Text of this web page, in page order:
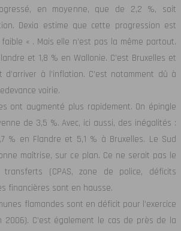
en moyenne, que de 2,2 %, soit
Dexia estime que cette progression est
« . Mais elle n’est pas la même partout.
et 1,8 % en Wallonie. C’est Bruxelles et
à l’inflation. C’est notamment dû à
voirie.
ont augmenté plus rapidement. On épingle
de 3,5 %. Avec, ici aussi, des inégalités :
% en Flandre et 5,1 % à Bruxelles. Le Sud
maîtrise, sur ce plan. Ce ne serait pas le
(CPAS, zone de police, déficits
financières sont en hausse.
flamandes sont en déficit pour l’exercice
2006). C’est également le cas de près de la